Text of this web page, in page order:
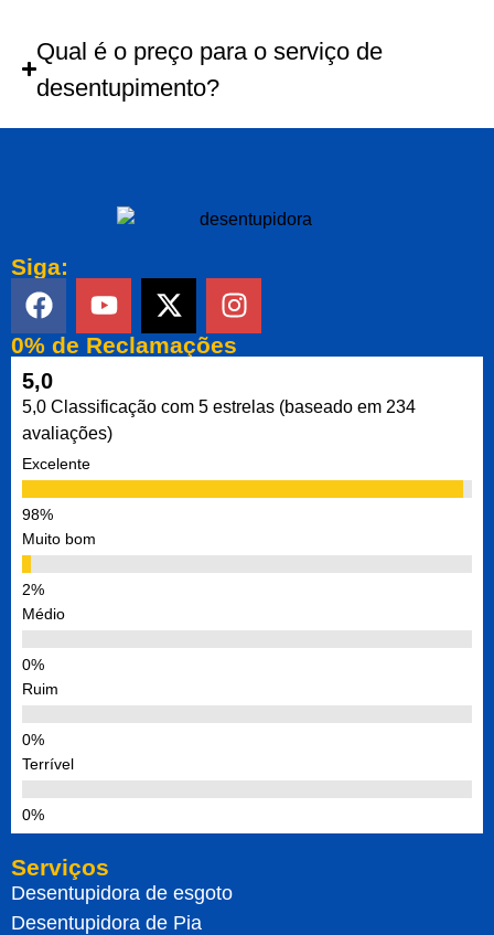
Qual é o preço para o serviço de
desentupimento?
Siga:
0% de Reclamações
5,0
5,0 Classificação com 5 estrelas (baseado em 234
avaliações)
Excelente
Muito bom
Médio
Ruim
Terrível
Serviços
Desentupidora de esgoto
Desentupidora de Pia